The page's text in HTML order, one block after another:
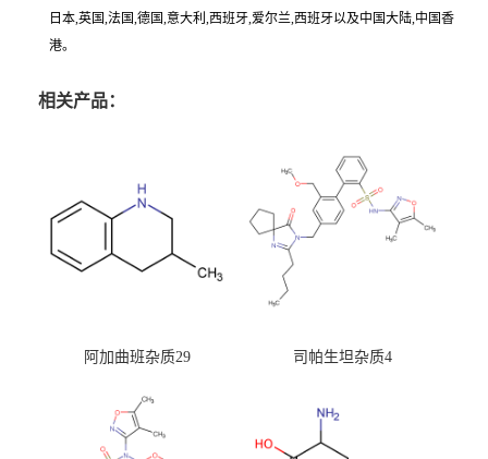
日本,英国,法国,德国,意大利,西班牙,爱尔兰,西班牙以及中国大陆,中国香
港。
相关产品：
阿加曲班杂质29 司帕生坦杂质4